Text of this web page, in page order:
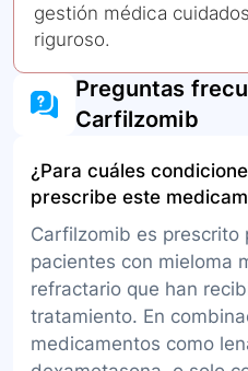
gestión médica
riguroso.
Preguntas
Carfilzomib
¿Para cuáles
prescribe este
Carfilzomib es
pacientes con mieloma
refractario que han
tratamiento. En
medicamentos como